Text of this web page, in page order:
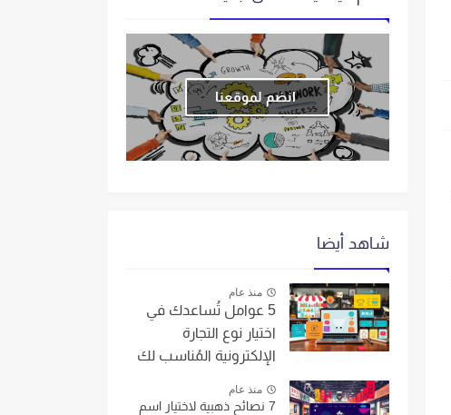
انضم لموقعنا
شاهد أيضا
منذ عام
5 عوامل تُساعدك في
اختيار نوع التجارة
الإلكترونية المُناسب لك
منذ عام
7 نصائح ذهبية لاختيار اسم